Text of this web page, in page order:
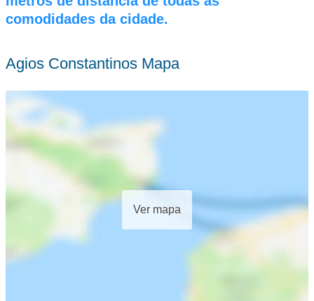
comodidades da cidade.
Agios Constantinos Mapa
Ver mapa